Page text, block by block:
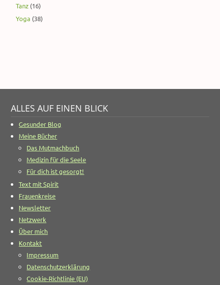
Tanz (16)
Yoga (38)
ALLES AUF EINEN BLICK
Gesunder Blog
Meine Bücher
Das Mutmachbuch
Medizin für die Seele
Für dich ist gesorgt!
Text mit Spirit
Frauenkreise
Newsletter
Netzwerk
Über mich
Kontakt
Impressum
Datenschutzerklärung
Cookie-Richtlinie (EU)